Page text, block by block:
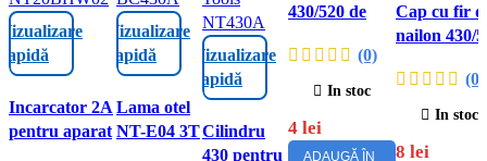
Vizualizare
rapidă
Incarcator 2A
pentru aparat
Vizualizare
rapidă
Lama otel
NT-E04 3T
Vizualizare
rapidă
Cilindru
430 pentru
430/520 de
pentru
motocoasă
TOOLS NT-
BC430A/NT-
(0)
In stoc
4 lei
ADAUGĂ ÎN
Cap cu fir
nailon 430/
pentru tăiat
iarba,
nailon
(0)
In stoc
8 lei